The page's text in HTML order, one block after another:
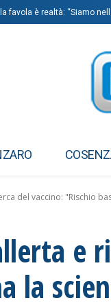
favola è realtà: “Siamo
del vaccino: "Rischio
e
la